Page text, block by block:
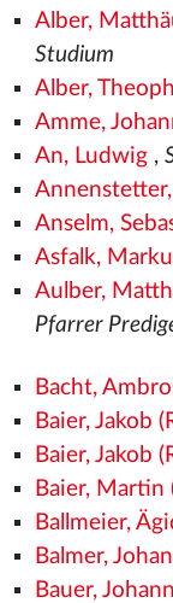
Alber,
Studium
Alber,
Amme,
An, Ludwig,
Anselm,
Asfalk,
Aulber,
Pfarrer
Bacht,
Baier, Jakob
Baier, Jakob
Baier, Martin
Ballmeier,
Balmer,
Bauer,